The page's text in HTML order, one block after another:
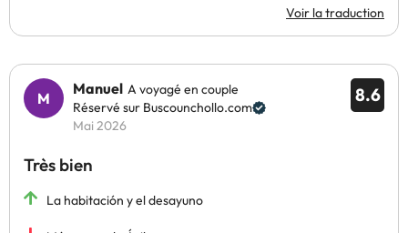
Voir la traduction
8.6
Manuel A voyagé en couple
Réservé sur Buscounchollo.com
Mai 2026
Très bien
La habitación y el desayuno